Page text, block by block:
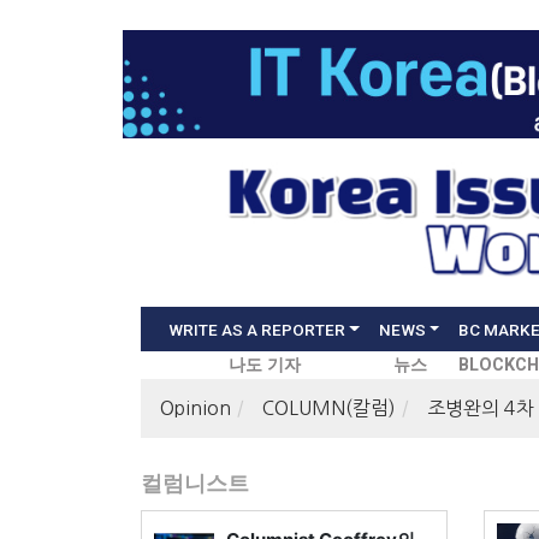
WRITE AS A REPORTER NEWS BC
나도 기자 뉴스
Opinion COLUMN(칼럼) 조병완의 4
컬럼니스트